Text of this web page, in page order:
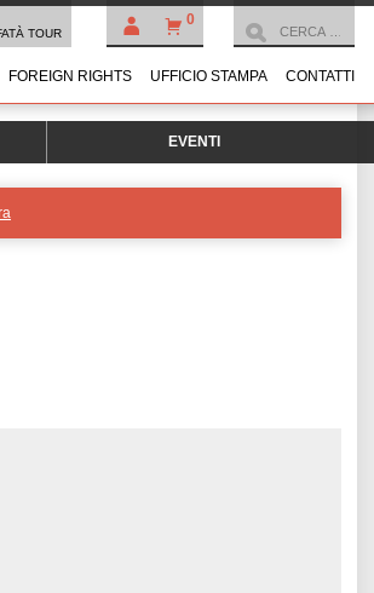
0
TOUR
FOREIGN RIGHTS UFFICIO STAMPA CONTATTI
EVENTI